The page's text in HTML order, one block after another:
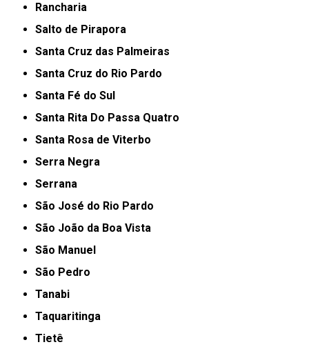
Rancharia
Salto de Pirapora
Santa Cruz das Palmeiras
Santa Cruz do Rio Pardo
Santa Fé do Sul
Santa Rita Do Passa Quatro
Santa Rosa de Viterbo
Serra Negra
Serrana
São José do Rio Pardo
São João da Boa Vista
São Manuel
São Pedro
Tanabi
Taquaritinga
Tietê